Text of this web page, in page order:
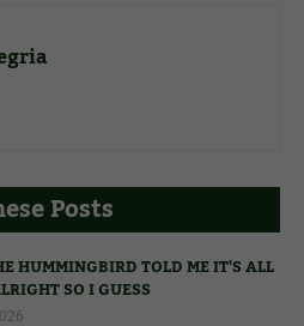
Posts
HUMMINGBIRD TOLD ME IT'S ALL
SO I GUESS